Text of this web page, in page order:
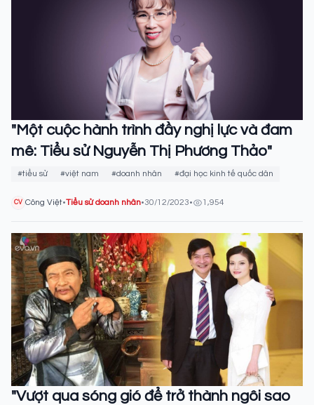
"Một cuộc hành trình đầy nghị lực và đam
mê: Tiểu sử Nguyễn Thị Phương Thảo"
#tiểu sử #việt nam #doanh nhân #đại học kinh tế quốc dân
CV Công Việt•Tiểu sử doanh nhân•30/12/2023• 1,954
"Vượt qua sóng gió để trở thành ngôi sao